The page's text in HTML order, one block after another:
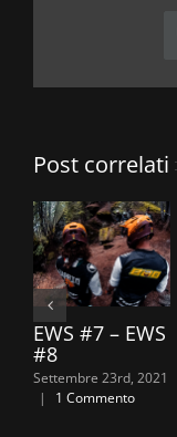
Post correlati
EWS #7 – EWS
#8
Settembre 23rd, 2021
|
1 Commento